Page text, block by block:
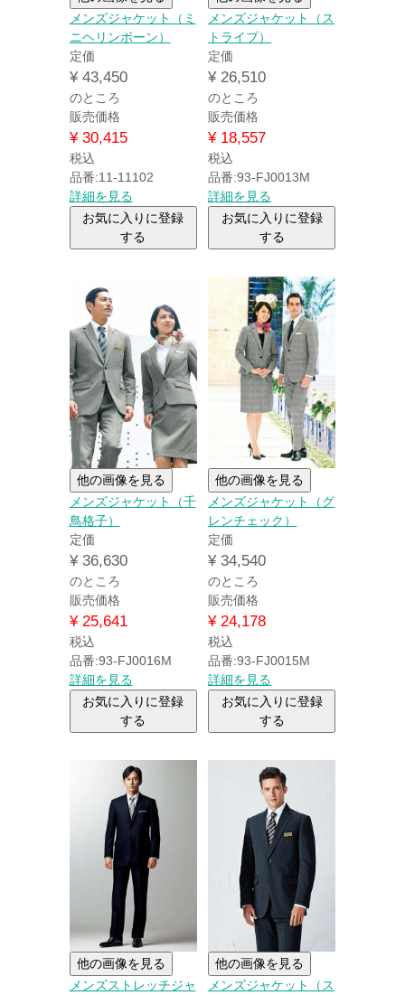
メンズジャケット（ミ
ニヘリンボーン）
定価
¥ 43,450
のところ
販売価格
¥ 30,415
税込
品番:11-11102
詳細を見る
お気に入りに登録
する
メンズジャケット（ス
トライプ）
定価
¥ 26,510
のところ
販売価格
¥ 18,557
税込
品番:93-FJ0013M
詳細を見る
お気に入りに登録
する
他の画像を見る
メンズジャケット（千
鳥格子）
定価
¥ 36,630
のところ
販売価格
¥ 25,641
税込
品番:93-FJ0016M
詳細を見る
お気に入りに登録
する
他の画像を見る
メンズジャケット（グ
レンチェック）
定価
¥ 34,540
のところ
販売価格
¥ 24,178
税込
品番:93-FJ0015M
詳細を見る
お気に入りに登録
する
他の画像を見る
メンズストレッチジャ
他の画像を見る
メンズジャケット（ス